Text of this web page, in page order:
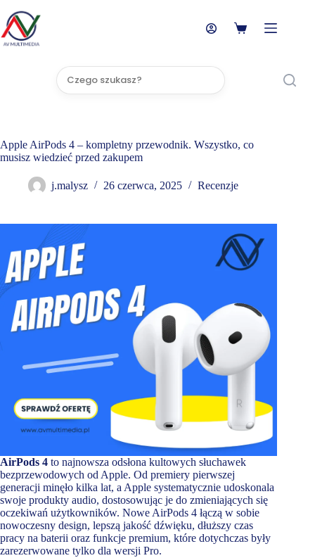
do
treści
Koszyk
Brak
wyników
Apple AirPods 4 – kompletny przewodnik. Wszystko, co
musisz wiedzieć przed zakupem
j.malysz 26 czerwca, 2025 Recenzje
AirPods 4 to najnowsza odsłona kultowych słuchawek
bezprzewodowych od Apple. Od premiery pierwszej
generacji minęło kilka lat, a Apple systematycznie udoskonala
swoje produkty audio, dostosowując je do zmieniających się
oczekiwań użytkowników. Nowe AirPods 4 łączą w sobie
nowoczesny design, lepszą jakość dźwięku, dłuższy czas
pracy na baterii oraz funkcje premium, które dotychczas były
zarezerwowane tylko dla wersji Pro.